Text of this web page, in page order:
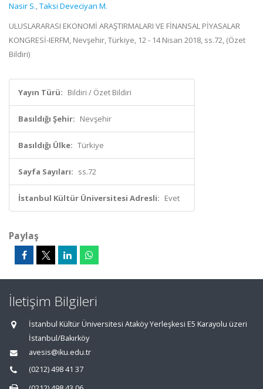
Nasir S.,Taksi Deveciyan M.
ULUSLARARASI EKONOMİ ARAŞTIRMALARI VE FİNANSAL PİYASALAR
KONGRESİ-IERFM, Nevşehir, Türkiye, 12 - 14 Nisan 2018, ss.72, (Özet
Bildiri)
Yayın Türü: Bildiri / Özet Bildiri
Basıldığı Şehir: Nevşehir
Basıldığı Ülke: Türkiye
Sayfa Sayıları: ss.72
İstanbul Kültür Üniversitesi Adresli: Evet
Paylaş
İletişim Bilgileri
İstanbul Kültür Üniversitesi Ataköy Yerleşkesi E5 Karayolu üzeri
İstanbul/Bakırköy
avesis@iku.edu.tr
(0212) 498 41 37